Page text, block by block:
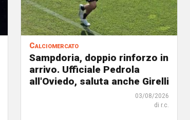
Calciomercato
Sampdoria, doppio rinforzo in
arrivo. Ufficiale Pedrola
all'Oviedo, saluta anche Girelli
03/08/2026
di r.c.